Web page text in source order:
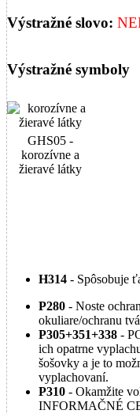
Výstražné slovo:
Výstražné symboly
GHS05 -
korozívne a
žieravé látky
H314 - Spôsobuje
P280 - Noste
okuliare/ochranu
P305+351+338 -
ich opatrne
šošovky a je to
vyplachovaní.
P310 - Okamžite
INFORMAČNÉ